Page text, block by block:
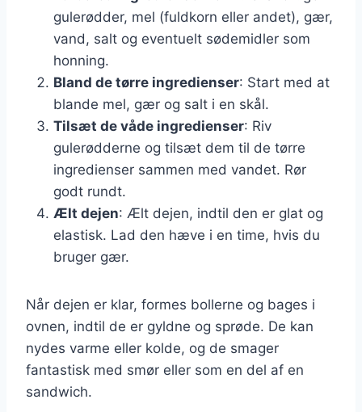
gulerødder, mel (fuldkorn eller andet), gær,
vand, salt og eventuelt sødemidler som
honning.
Bland de tørre ingredienser: Start med at
blande mel, gær og salt i en skål.
Tilsæt de våde ingredienser: Riv
gulerødderne og tilsæt dem til de tørre
ingredienser sammen med vandet. Rør
godt rundt.
Ælt dejen: Ælt dejen, indtil den er glat og
elastisk. Lad den hæve i en time, hvis du
bruger gær.
Når dejen er klar, formes bollerne og bages i
ovnen, indtil de er gyldne og sprøde. De kan
nydes varme eller kolde, og de smager
fantastisk med smør eller som en del af en
sandwich.